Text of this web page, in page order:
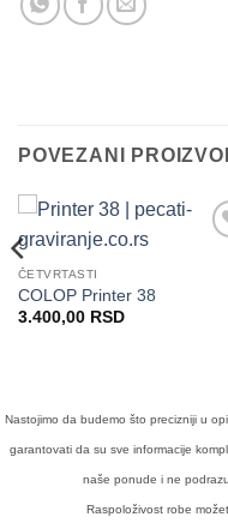
POVEZANI
ČETVRTASTI
COLOP Printer 38
3.400,00 RSD
Nastojimo da budemo što precizniji u
garantovati da su sve informacije
naše ponude i ne
Raspoloživost robe